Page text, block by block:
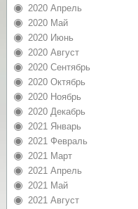
2020 Апрель
2020 Май
2020 Июнь
2020 Август
2020 Сентябрь
2020 Октябрь
2020 Ноябрь
2020 Декабрь
2021 Январь
2021 Февраль
2021 Март
2021 Апрель
2021 Май
2021 Август